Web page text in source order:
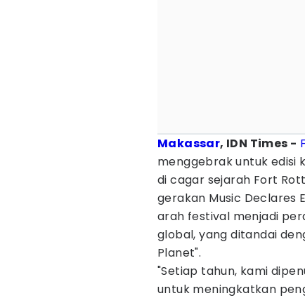
Makassar, IDN Times -
menggebrak untuk edisi
di cagar sejarah Fort
gerakan Music Declares
arah festival menjadi
global, yang ditandai
Planet".
"Setiap tahun, kami
untuk meningkatkan